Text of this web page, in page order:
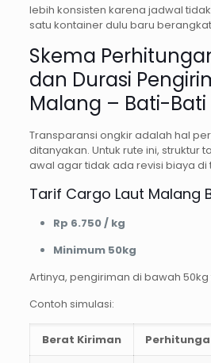
lebih konsisten karena jadwal
satu kontainer dulu baru
Skema
dan Durasi
Malang – Bati-Bati
Transparansi ongkir adalah hal
ditanyakan. Untuk rute ini, struktur
awal agar tidak ada revisi biaya di
Tarif Cargo Laut Malang
Rp 6.750 / kg
Minimum 50kg
Artinya, pengiriman di bawah
Contoh simulasi:
Berat Kiriman